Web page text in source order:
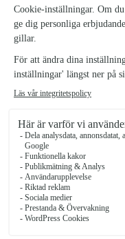
Tullstorpsvägen 92
Vikens Blommor
Viken
★★★★★4.8 (15)